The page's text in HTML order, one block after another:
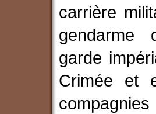
carrière
gendarme
garde
Crimée et